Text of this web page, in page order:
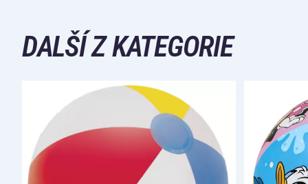
DALŠÍ Z KATEGORIE